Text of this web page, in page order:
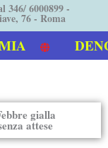
346/ 6000899 -
76 - Roma
gialla
attese